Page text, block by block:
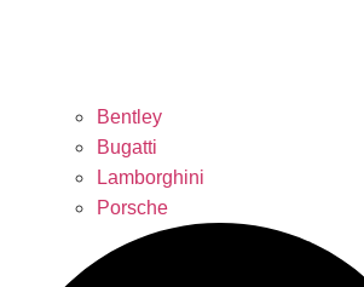
Bentley
Bugatti
Lamborghini
Porsche